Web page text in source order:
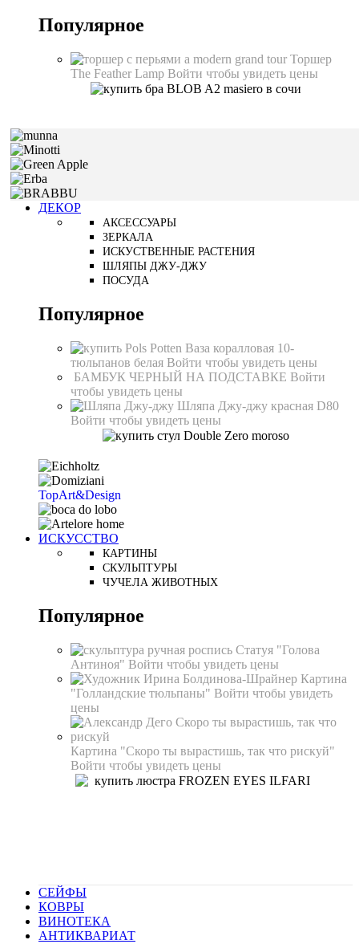
Популярное
Торшер
The Feather Lamp Войти чтобы увидеть цены
ДЕКОР
АКСЕССУАРЫ
ЗЕРКАЛА
ИСКУСТВЕННЫЕ РАСТЕНИЯ
ШЛЯПЫ ДЖУ-ДЖУ
ПОСУДА
Популярное
Ваза коралловая 10-
тюльпанов белая Войти чтобы увидеть цены
БАМБУК ЧЕРНЫЙ НА ПОДСТАВКЕ Войти
чтобы увидеть цены
Шляпа Джу-джу красная D80
Войти чтобы увидеть цены
TopArt&Design
ИСКУССТВО
КАРТИНЫ
СКУЛЬПТУРЫ
ЧУЧЕЛА ЖИВОТНЫХ
Популярное
Статуя "Голова
Антиноя" Войти чтобы увидеть цены
Картина
"Голландские тюльпаны" Войти чтобы увидеть
цены
Картина "Скоро ты вырастишь, так что рискуй"
Войти чтобы увидеть цены
СЕЙФЫ
КОВРЫ
ВИНОТЕКА
АНТИКВАРИАТ